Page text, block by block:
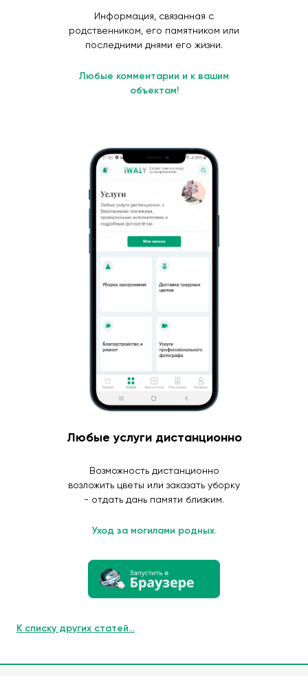
Информация, связанная с
родственником, его памятником или
последними днями его жизни.
Любые комментарии и к вашим
объектам!
Любые услуги дистанционно
Возможность дистанционно
возложить цветы или заказать уборку
- отдать дань памяти близким.
Уход за могилами родных.
К списку других статей...